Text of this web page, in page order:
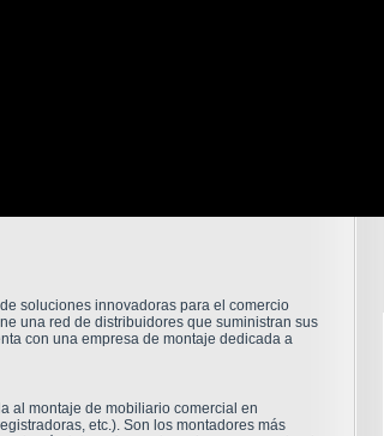
soluciones innovadoras para el comercio
una red de distribuidores que suministran sus
con una empresa de montaje dedicada a
al montaje de mobiliario comercial en
etc.). Son los montadores más